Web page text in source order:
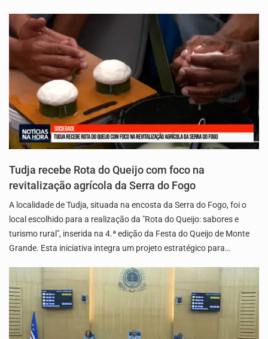
Tudja recebe Rota do Queijo com foco na
revitalização agrícola da Serra do Fogo
A localidade de Tudja, situada na encosta da Serra do Fogo, foi o
local escolhido para a realização da "Rota do Queijo: sabores e
turismo rural", inserida na 4.ª edição da Festa do Queijo de Monte
Grande. Esta iniciativa integra um projeto estratégico para…